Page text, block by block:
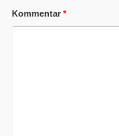
Kommentar *